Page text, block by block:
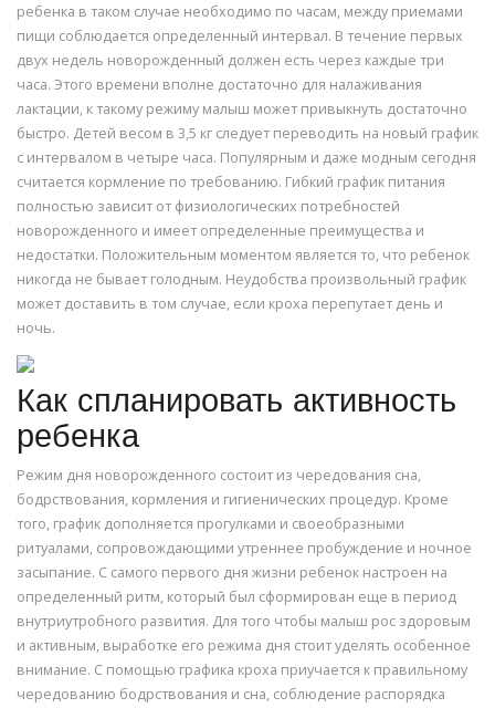
ребенка в таком случае необходимо по часам, между приемами
пищи соблюдается определенный интервал. В течение первых
двух недель новорожденный должен есть через каждые три
часа. Этого времени вполне достаточно для налаживания
лактации, к такому режиму малыш может привыкнуть достаточно
быстро. Детей весом в 3,5 кг следует переводить на новый график
с интервалом в четыре часа. Популярным и даже модным сегодня
считается кормление по требованию. Гибкий график питания
полностью зависит от физиологических потребностей
новорожденного и имеет определенные преимущества и
недостатки. Положительным моментом является то, что ребенок
никогда не бывает голодным. Неудобства произвольный график
может доставить в том случае, если кроха перепутает день и
ночь.
Как спланировать активность
ребенка
Режим дня новорожденного состоит из чередования сна,
бодрствования, кормления и гигиенических процедур. Кроме
того, график дополняется прогулками и своеобразными
ритуалами, сопровождающими утреннее пробуждение и ночное
засыпание. С самого первого дня жизни ребенок настроен на
определенный ритм, который был сформирован еще в период
внутриутробного развития. Для того чтобы малыш рос здоровым
и активным, выработке его режима дня стоит уделять особенное
внимание. С помощью графика кроха приучается к правильному
чередованию бодрствования и сна, соблюдение распорядка